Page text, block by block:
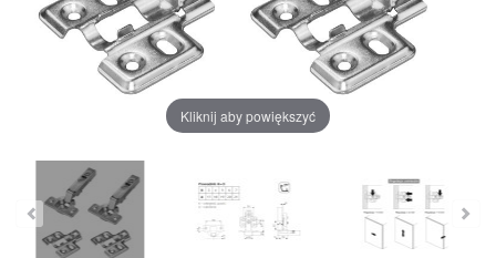
Kliknij aby powiększyć